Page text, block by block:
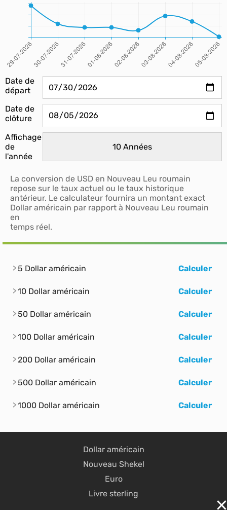
Date de
départ
Date de
clôture
Affichage
de
l'année
La conversion de USD en Nouveau Leu roumain
repose sur le taux actuel ou le taux historique
antérieur. Le calculateur fournira un montant exact
Dollar américain par rapport à Nouveau Leu roumain
en
temps réel.
5 Dollar américain Calculer
10 Dollar américain Calculer
50 Dollar américain Calculer
100 Dollar américain Calculer
200 Dollar américain Calculer
500 Dollar américain Calculer
1000 Dollar américain Calculer
Dollar américain
Nouveau Shekel
Euro
Livre sterling